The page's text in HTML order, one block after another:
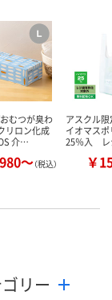
おむつが臭わ
リロン化成
介…
～（税込）
アスクル
イオマス
25％入 レ
￥
リー